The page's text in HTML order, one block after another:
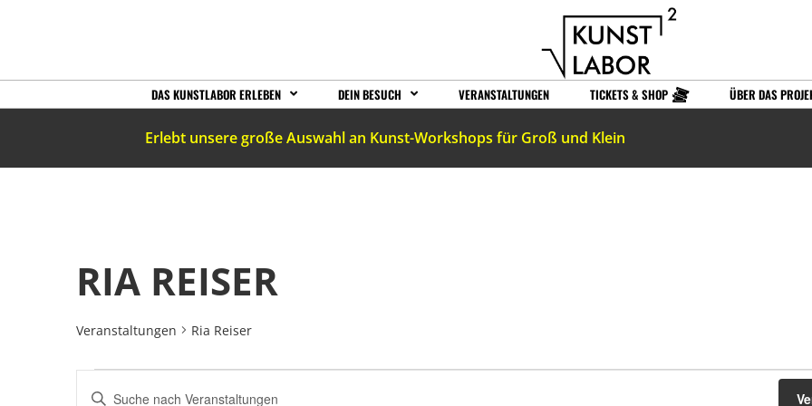
DAS KUNSTLABOR ERLEBEN DEIN BESUCH VERANSTALTUNGEN TICKETS & SHOP ÜBER DAS
Erlebt unsere große Auswahl an Kunst-Workshops für Groß und Klein
RIA REISER
Veranstaltungen Ria Reiser
VERANSTALTUNGEN
Bitte
Schlüsselwort